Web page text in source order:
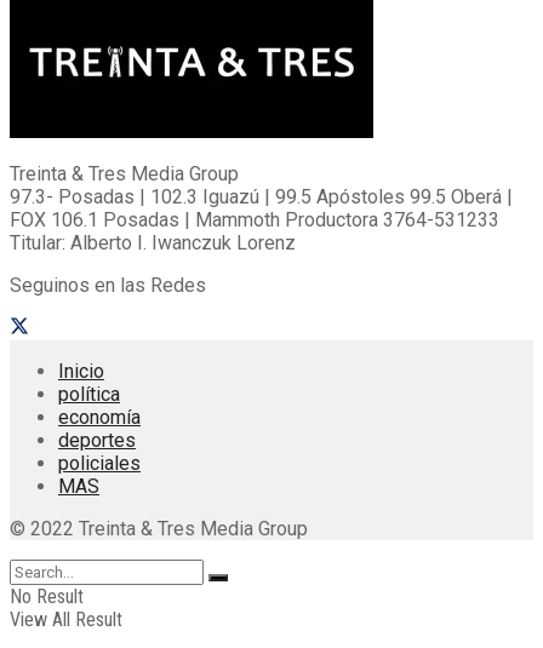
Treinta & Tres Media Group
97.3- Posadas | 102.3 Iguazú | 99.5 Apóstoles 99.5 Oberá |
FOX 106.1 Posadas | Mammoth Productora 3764-531233
Titular: Alberto I. Iwanczuk Lorenz
Seguinos en las Redes
Inicio
política
economía
deportes
policiales
MAS
© 2022 Treinta & Tres Media Group
No Result
View All Result